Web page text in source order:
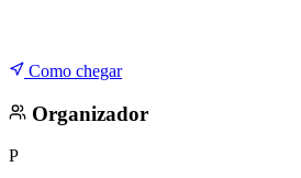
Como chegar
Organizador
P